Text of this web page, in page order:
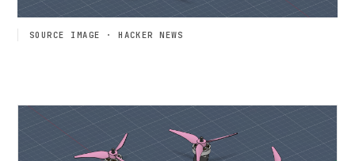
SOURCE IMAGE · HACKER NEWS